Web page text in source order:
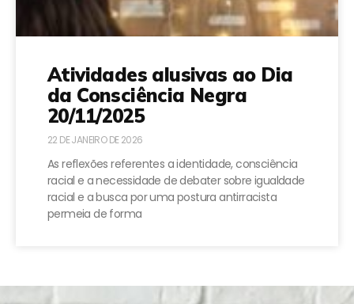
Atividades alusivas ao Dia
da Consciência Negra
20/11/2025
22 DE JANEIRO DE 2026
As reflexões referentes a identidade, consciência
racial e a necessidade de debater sobre igualdade
racial e a busca por uma postura antirracista
permeia de forma